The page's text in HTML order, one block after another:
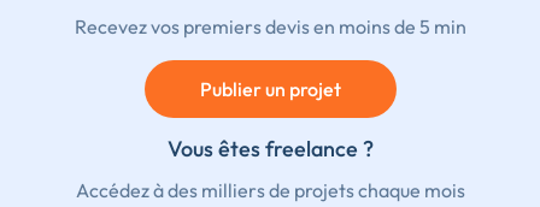
Recevez vos premiers devis en moins de 5 min
Publier un projet
Vous êtes freelance ?
Accédez à des milliers de projets chaque mois